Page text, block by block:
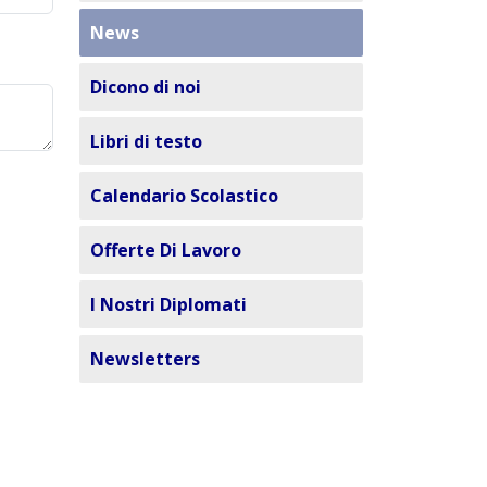
News
Dicono di noi
Libri di testo
Calendario Scolastico
Offerte Di Lavoro
I Nostri Diplomati
Newsletters